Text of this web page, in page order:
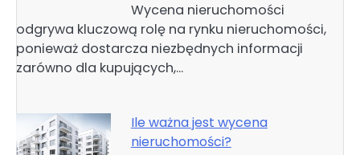
Wycena nieruchomości
odgrywa kluczową rolę na rynku nieruchomości,
ponieważ dostarcza niezbędnych informacji
zarówno dla kupujących,…
Ile ważna jest wycena
nieruchomości?